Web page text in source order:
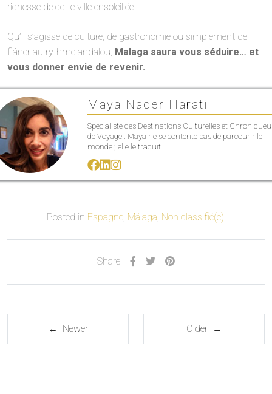
richesse de cette ville ensoleillée.
Qu’il s’agisse de culture, de gastronomie ou simplement de
flâner au rythme andalou, Malaga saura vous séduire… et
vous donner envie de revenir.
Maya Nader Harati
Spécialiste des Destinations Culturelles et
de Voyage . Maya ne se contente pas de parcourir le
monde ; elle le traduit.
Posted in Espagne, Málaga Non classifié(e)
Share
← Newer Older →